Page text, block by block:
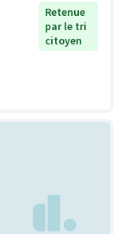
Retenue
par le tri
citoyen